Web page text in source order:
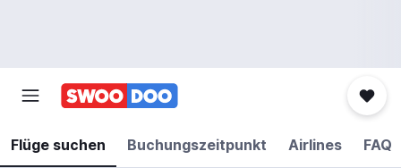
Flüge suchen Buchungszeitpunkt Airlines FAQ